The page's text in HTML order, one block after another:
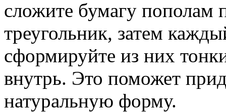
сложите бумагу пополам
треугольник, затем
сформируйте из них
внутрь. Это поможет
натуральную форму.